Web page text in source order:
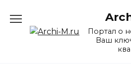
содержанию
Портал о
Ваш